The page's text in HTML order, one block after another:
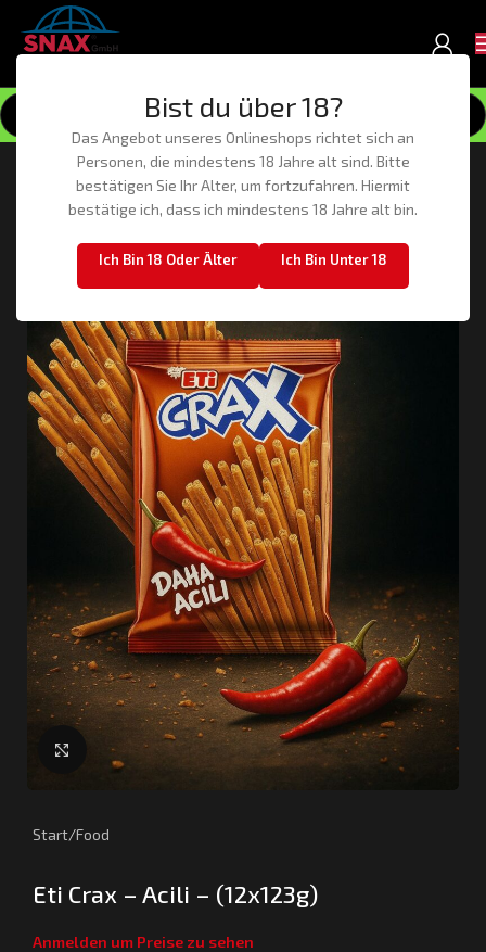
Bist du über 18?
Das Angebot unseres Onlineshops richtet sich an
Personen, die mindestens 18 Jahre alt sind. Bitte
bestätigen Sie Ihr Alter, um fortzufahren. Hiermit
bestätige ich, dass ich mindestens 18 Jahre alt bin.
Ich Bin 18 Oder Älter Ich Bin Unter 18
Klick zum Vergrößern
Start/Food
Eti Crax – Acili – (12x123g)
Anmelden um Preise zu sehen